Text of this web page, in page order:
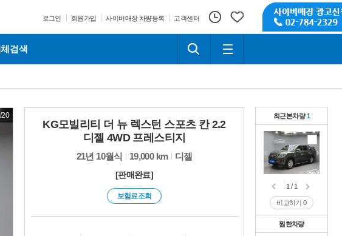
로그인 회원가입 사이버매장 차량등록 고객센터
검색
/20
KG모빌리티 더 뉴 렉스턴 스포츠 칸 2.2
디젤 4WD 프레스티지
21년 10월식 19,000 km 디젤
[판매완료]
보험료조회
최근본차량1
1 / 1
비교하기0
찜한차량